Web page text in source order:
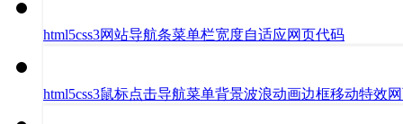
html5css3网站导航条菜单栏宽度自适应网页代码
html5css3鼠标点击导航菜单背景波浪动画边框移动特效